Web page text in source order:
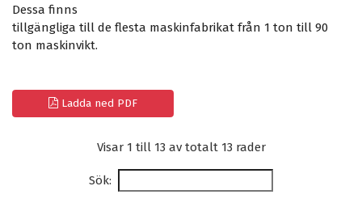
Dessa finns
tillgängliga till de flesta maskinfabrikat från 1 ton till 90
ton maskinvikt.
Ladda ned PDF
Visar 1 till 13 av totalt 13 rader
Sök: